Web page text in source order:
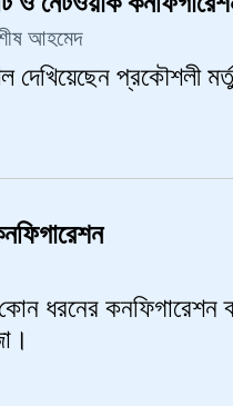
আহমেদ
দেখিয়েছেন প্রকৌশলী
ধরনের কনফিগারেশন